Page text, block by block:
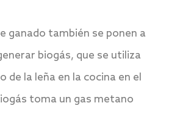
ganado también se ponen a
biogás, que se utiliza
la leña en la cocina en el
toma un gas metano